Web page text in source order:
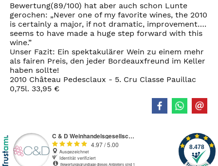
Bewertung(89/100) hat aber auch schon Lunte
gerochen: „Never one of my favorite wines, the 2010
is certainly a major, if not dramatic, improvement….
seems to have made a huge step forward with this
wine.”
Unser Fazit: Ein spektakulärer Wein zu einem mehr
als fairen Preis, den jeder Bordeauxfreund im Keller
haben sollte!
2010 Château Pedesclaux - 5. Cru Classe Pauillac
0,75l. 33,95 €